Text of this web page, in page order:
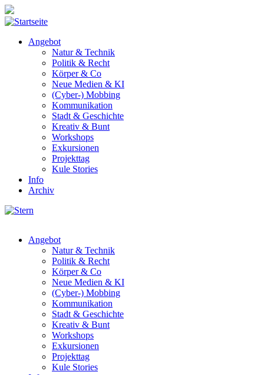
Skip to main content
Angebot
Natur & Technik
Politik & Recht
Körper & Co
Neue Medien & KI
(Cyber-) Mobbing
Kommunikation
Stadt & Geschichte
Kreativ & Bunt
Workshops
Exkursionen
Projekttag
Kule Stories
Info
Archiv
Angebot
Natur & Technik
Politik & Recht
Körper & Co
Neue Medien & KI
(Cyber-) Mobbing
Kommunikation
Stadt & Geschichte
Kreativ & Bunt
Workshops
Exkursionen
Projekttag
Kule Stories